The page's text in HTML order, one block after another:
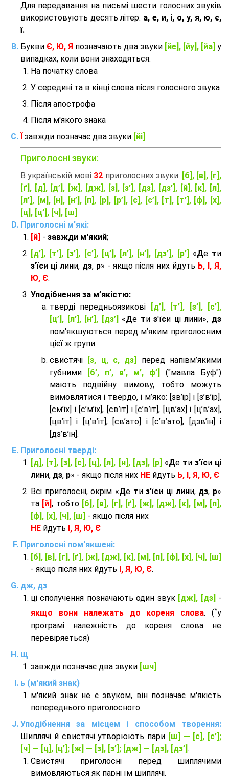
Для передавання на письмі шести голосних звуків
використовують десять літер: а, е, и, і, о, у, я, ю, є,
ї.
Букви Є, Ю, Я позначають два звуки [йе], [йу], [йа] у
випадках, коли вони знаходяться:
На початку слова
У середині та в кінці слова після голосного звука
Після апострофа
Після м'якого знака
завжди позначає два звуки [йі]
Приголосні звуки:
В українській мові 32 приголосних звуки: [б], [в], [г],
[ґ], [д], [д’], [ж], [дж], [з], [з’], [дз], [дз’], [й], [к], [л],
[л’], [м], [н], [н’], [п], [р], [р’], [с], [с’], [т], [т’], [ф], [х],
[ц], [ц’], [ч], [ш]
Приголосні м'які:
[й] - завжди м'який;
[д’], [т’], [з’], [с’], [ц’], [л’], [н’], [дз’], [р’]
«Де ти
з'їси ці лини, дз, р» - якщо після них йдуть Ь, І, Я,
Ю, Є.
Уподібнення за м’якістю:
тверді передньоязикові
[д’], [т’], [з’], [с’],
[ц’], [л’], [н’], [дз’] «Де тиз'їси цілини», дз
пом'якшуються перед м’яким приголосним
цієї ж групи.
cвистячі
[з, ц, с, дз]
перед напівм’якими
губними
[б’, п’, в’, м’, ф’]
("мавпа Буф")
мають подвійну вимову, тобто можуть
вимовлятися і твердо, і м’яко: [зв’ір] і [з’в’ір],
[см’іх] і [с’м’іх], [св’іт] і [с’в’іт], [цв’ах] і [ц’в’ах],
[цв’іт] і [ц’в’іт], [св’ато] і [с’в’ато], [дзв’iн] і
[дз’в’iн].
Приголосні тверді:
[д], [т], [з], [с], [ц], [л], [н], [дз], [р] «Де ти з'їси ці
лини, дз, р» - якщо після них НЕ йдуть Ь, І, Я, Ю, Є
Всі приголосні, окрім «Де тиз'їси ці лини, дз, р»
та [й], тобто [б], [в], [г], [ґ], [ж], [дж], [к], [м], [п],
[ф], [х], [ч], [ш] - якщо після них
НЕ йдуть І, Я, Ю, Є
Приголосні пом'якшені:
[б], [в], [г], [ґ], [ж], [дж], [к], [м], [п], [ф], [х], [ч], [ш]
- якщо після них йдуть І, Я, Ю, Є.
дж, дз
ці сполучення позначають один звук [дж], [дз] -
якщо вони належать до кореня слова. (*у
програмі належність до кореня слова не
перевіряеться)
щ
завжди позначає два звуки [шч]
ь (м'який знак)
м'який знак не є звуком, він позначає м'якість
попереднього приголосного
Уподібнення за місцем і способом творення:
Шиплячі й свистячі утворюють пари [ш] — [c], [с’];
[ч] — [ц], [ц’]; [ж] — [з], [з’]; [дж] — [дз], [дз’] .
Свистячі приголосні перед шиплячими
вимовляються як парні їм шиплячі.